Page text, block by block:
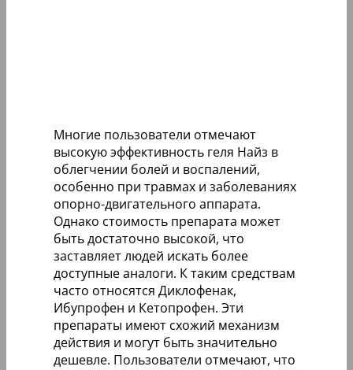
Многие пользователи отмечают
высокую эффективность геля Найз в
облегчении болей и воспалений,
особенно при травмах и заболеваниях
опорно-двигательного аппарата.
Однако стоимость препарата может
быть достаточно высокой, что
заставляет людей искать более
доступные аналоги. К таким средствам
часто относятся Диклофенак,
Ибупрофен и Кетопрофен. Эти
препараты имеют схожий механизм
действия и могут быть значительно
дешевле. Пользователи отмечают, что